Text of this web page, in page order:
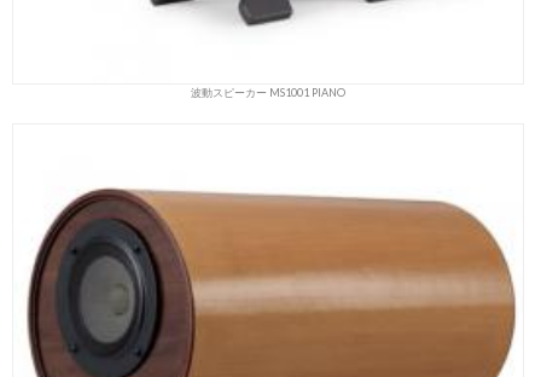
波動スピーカー MS1001 PIANO